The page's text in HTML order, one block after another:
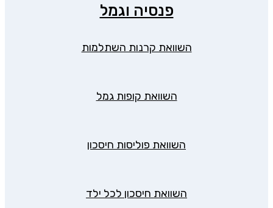
פנסיה וגמל
השוואת קרנות השתלמות
השוואת קופות גמל
השוואת פוליסות חיסכון
השוואת חיסכון לכל ילד